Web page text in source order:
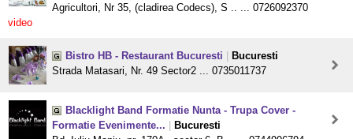
Agricultori, Nr 35, (cladirea Codecs), S .. ... 0726092370
video
Bistro HB - Restaurant Bucuresti
Bucuresti
Strada Matasari, Nr. 49 Sector2 ... 0735011737
Blacklight Band Formatie Nunta - Trupa Cover -
Formatie Evenimente...
Bucuresti